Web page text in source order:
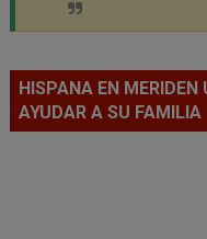
HISPANA EN
AYUDAR A SU FAMILIA